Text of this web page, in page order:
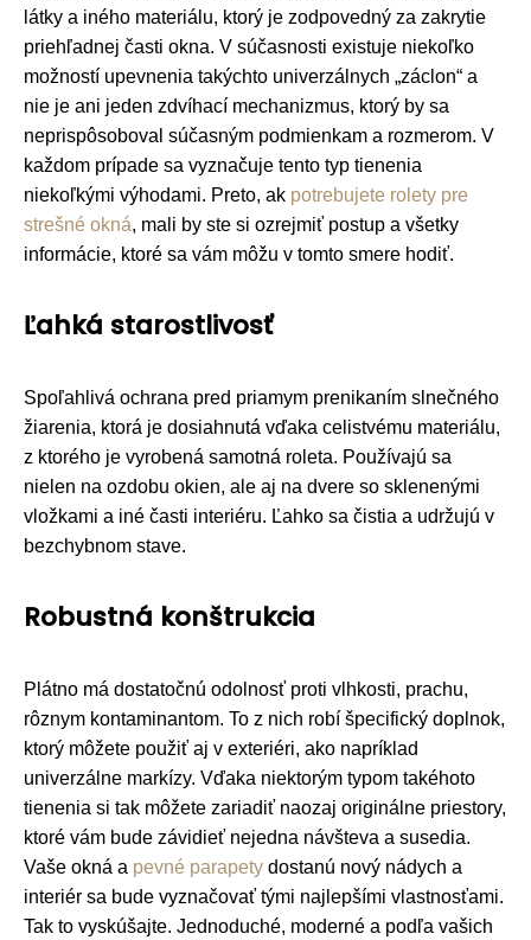
látky a iného materiálu, ktorý je zodpovedný za zakrytie
priehľadnej časti okna. V súčasnosti existuje niekoľko
možností upevnenia takýchto univerzálnych „záclon“ a
nie je ani jeden zdvíhací mechanizmus, ktorý by sa
neprispôsoboval súčasným podmienkam a rozmerom. V
každom prípade sa vyznačuje tento typ tienenia
niekoľkými výhodami. Preto, ak potrebujete rolety pre
strešné okná, mali by ste si ozrejmiť postup a všetky
informácie, ktoré sa vám môžu v tomto smere hodiť.
Ľahká starostlivosť
Spoľahlivá ochrana pred priamym prenikaním slnečného
žiarenia, ktorá je dosiahnutá vďaka celistvému materiálu,
z ktorého je vyrobená samotná roleta. Používajú sa
nielen na ozdobu okien, ale aj na dvere so sklenenými
vložkami a iné časti interiéru. Ľahko sa čistia a udržujú v
bezchybnom stave.
Robustná konštrukcia
Plátno má dostatočnú odolnosť proti vlhkosti, prachu,
rôznym kontaminantom. To z nich robí špecifický doplnok,
ktorý môžete použiť aj v exteriéri, ako napríklad
univerzálne markízy. Vďaka niektorým typom takéhoto
tienenia si tak môžete zariadiť naozaj originálne priestory,
ktoré vám bude závidieť nejedna návšteva a susedia.
Vaše okná a pevné parapety dostanú nový nádych a
interiér sa bude vyznačovať tými najlepšími vlastnosťami.
Tak to vyskúšajte. Jednoduché, moderné a podľa vašich